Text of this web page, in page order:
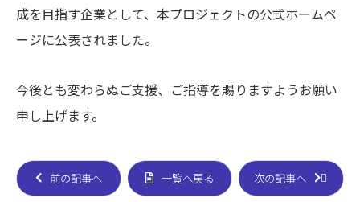
成を目指す企業として、本プロジェクトの公式ホームペ
ージに公表されました。
今後とも変わらぬご支援、ご指導を賜りますようお願い
申し上げます。
前の記事へ 一覧へ戻る 次の記事へ